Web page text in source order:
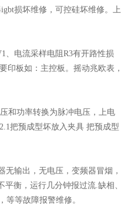
损坏维修，可控硅坏维修。上
电流采样电阻R3有开路性损
印板如：主控板。摇动兆欧表，
和功率转换为脉冲电压，上电
把预成型坏放入夹具 把预成型
输出，无电压，变频器冒烟，
衡，运行几分钟报过流.缺相、
等等故障报警维修。